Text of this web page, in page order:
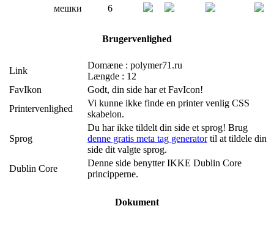
мешки
6
Brugervenlighed
Link
Domæne : polymer71.ru
Længde : 12
FavIkon
Godt, din side har et FavIcon!
Printervenlighed
Vi kunne ikke finde en printer venlig CSS
skabelon.
Sprog
Du har ikke tildelt din side et sprog! Brug
denne gratis meta tag generatortil at tildele din
side dit valgte sprog.
Dublin Core
Denne side benytter IKKE Dublin Core
principperne.
Dokument